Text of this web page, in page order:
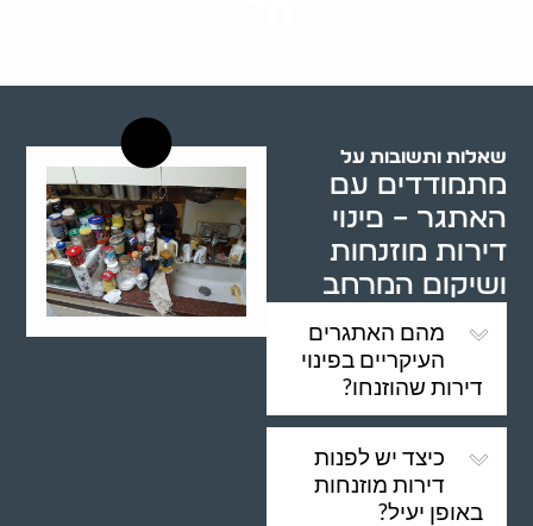
שאלות ותשובות על
מתמודדים עם
האתגר – פינוי
דירות מוזנחות
ושיקום המרחב
מהם האתגרים
העיקריים בפינוי
דירות שהוזנחו?
כיצד יש לפנות
דירות מוזנחות
באופן יעיל?